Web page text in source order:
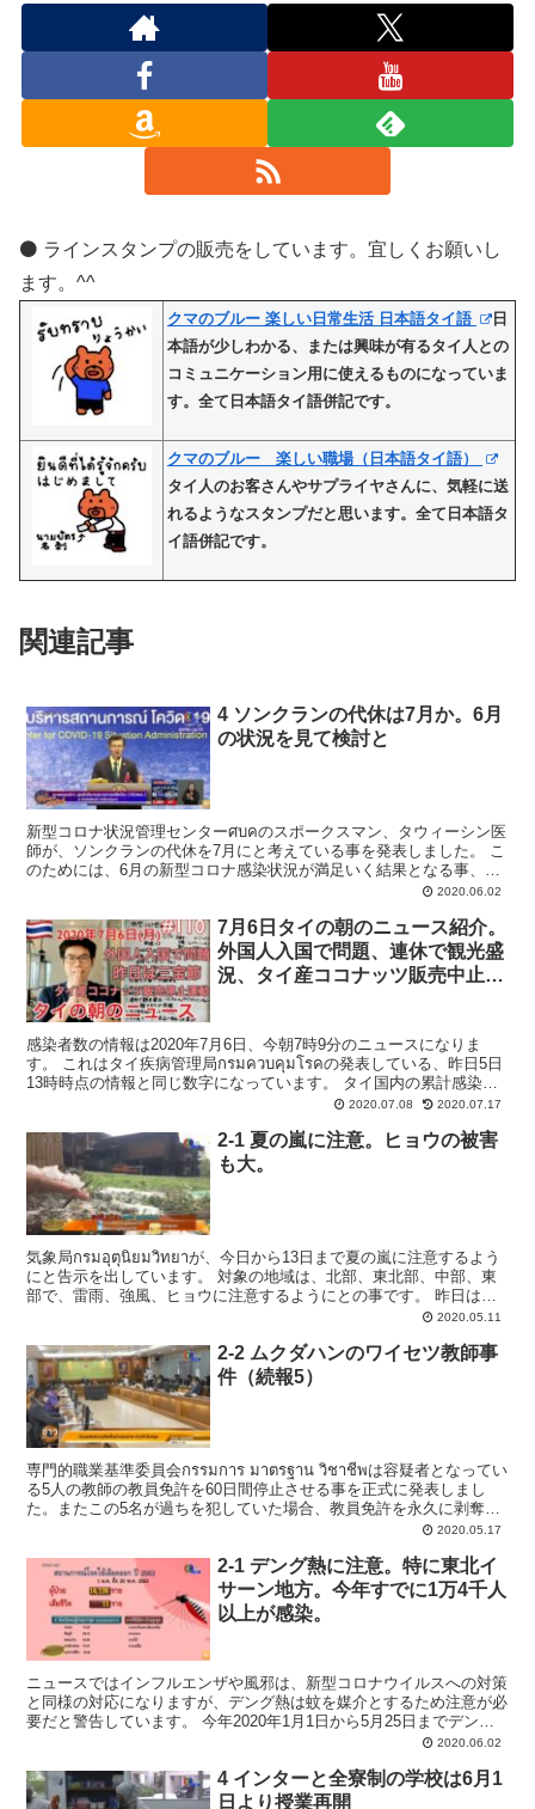
⚫️ ラインスタンプの販売をしています。宜しくお願いし
ます。^^
クマのブルー 楽しい日常生活 日本語タイ語
日
本語が少しわかる、または興味が有るタイ人との
コミュニケーション用に使えるものになっていま
す。全て日本語タイ語併記です。
クマのブルー 楽しい職場（日本語タイ語）
タイ人のお客さんやサプライヤさんに、気軽に送
れるようなスタンプだと思います。全て日本語タ
イ語併記です。
関連記事
4 ソンクランの代休は7月か。6月
の状況を見て検討と
新型コロナ状況管理センターศบคのスポークスマン、タウィーシン医
師が、ソンクランの代休を7月にと考えている事を発表しました。 こ
のためには、6月の新型コロナ感染状況が満足いく結果となる事、そ
2020.06.02
7月6日タイの朝のニュース紹介。
外国人入国で問題、連休で観光盛
況、タイ産ココナッツ販売中止運
感染者数の情報は2020年7月6日、今朝7時9分のニュースになりま
す。 これはタイ疾病管理局กรมควบคุมโรคの発表している、昨日5日
13時時点の情報と同じ数字になっています。 タイ国内の累計感染者
2020.07.08 2020.07.17
2-1 夏の嵐に注意。ヒョウの被害
も大。
気象局กรมอุตุนิยมวิทยาが、今日から13日まで夏の嵐に注意するよう
にと告示を出しています。 対象の地域は、北部、東北部、中部、東
部で、雷雨、強風、ヒョウに注意するようにとの事です。 昨日はチ
2020.05.11
2-2 ムクダハンのワイセツ教師事
件（続報5）
専門的職業基準委員会กรรมการ มาตรฐาน วิชาชีพは容疑者となってい
る5人の教師の教員免許を60日間停止させる事を正式に発表しまし
た。またこの5名が過ちを犯していた場合、教員免許を永久に剥奪す
2020.05.17
2-1 デング熱に注意。特に東北イ
サーン地方。今年すでに1万4千人
以上が感染。
ニュースではインフルエンザや風邪は、新型コロナウイルスへの対策
と同様の対応になりますが、デング熱は蚊を媒介とするため注意が必
要だと警告しています。 今年2020年1月1日から5月25日までデング
2020.06.02
4 インターと全寮制の学校は6月1
日より授業再開